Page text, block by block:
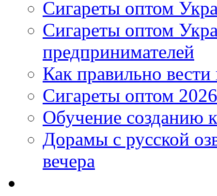
Сигареты оптом
Сигареты оптом
предпринимателей
Как правильно
Сигареты оптом
Обучение созданию
Дорамы с русской
вечера